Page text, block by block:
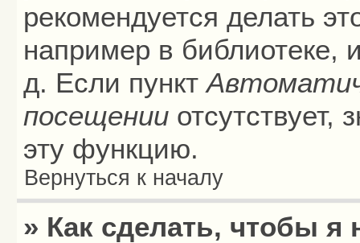
рекомендуется делать
например в библиотеке,
д. Если пункт
посещении отсутствует,
эту функцию.
Вернуться к началу
» Как сделать, чтобы я